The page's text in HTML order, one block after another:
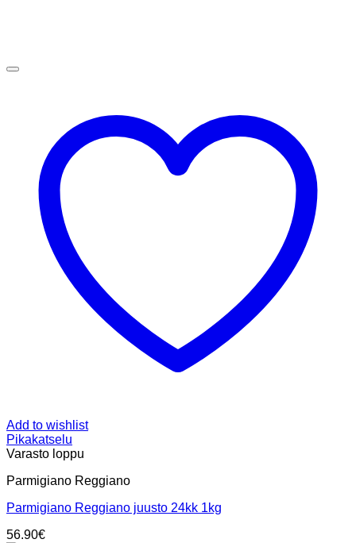
Add to wishlist
Pikakatselu
Varasto loppu
Parmigiano Reggiano
Parmigiano Reggiano juusto 24kk 1kg
56.90€